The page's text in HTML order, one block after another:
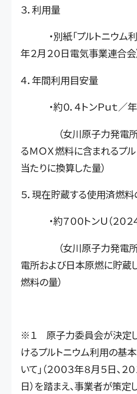
３．利用量
・別紙「プルトニウム利
年２月２０日電気事業連合会
４．年間利用目安量
・約０．４トンＰｕｔ／年
（女川原子力発電所
るＭＯＸ燃料に含まれるプ
当たりに換算した量）
５．現在貯蔵する使用済燃料
・約７００トンＵ（２０２
（女川原子力発電所
電所および日本原燃に貯蔵
燃料の量）
※１ 原子力委員会が決定
けるプルトニウム利用の基
いて」（２００３年８月５日、２
日）を踏まえ、事業者が策定